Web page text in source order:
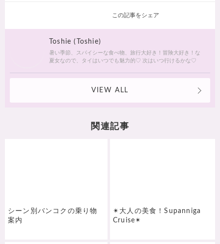
この記事をシェア
Toshie (Toshie)
暑い季節、スパイシーな食べ物、旅行大好き！冒険大好き！な
夏女なので、タイはいつでも魅力的♡ 次はいつ行けるかな♡
VIEW ALL
関連記事
シーン別バンコクの乗り物
案内
✴︎大人の美食！Supanniga
Cruise✴︎